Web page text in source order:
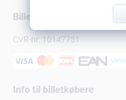
Billetsalg.dk
CVR-nr: 10147751
Info til billetkøbere